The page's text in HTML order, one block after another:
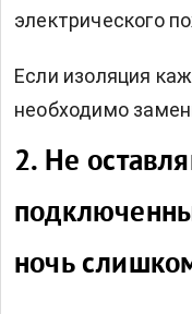
электрического
Если изоляция
необходимо
2. Не
ночь